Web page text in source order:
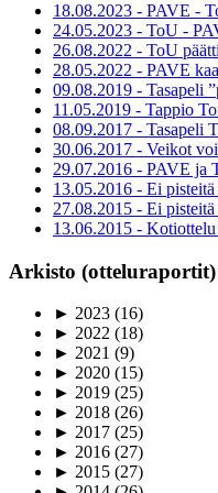
18.08.2023 - PAVE -
24.05.2023 - ToU -
26.08.2022 - ToU
28.05.2022 - PAVE
09.08.2019 - Tasapeli
11.05.2019 - Tappio
08.09.2017 - Tasapeli
30.06.2017 - Veikot
29.07.2016 - PAVE ja
13.05.2016 - Ei
27.08.2015 - Ei pisteitä
13.06.2015 -
Arkisto (otteluraportit)
► 2023 (16)
► 2022 (18)
► 2021 (9)
► 2020 (15)
► 2019 (25)
► 2018 (26)
► 2017 (25)
► 2016 (27)
► 2015 (27)